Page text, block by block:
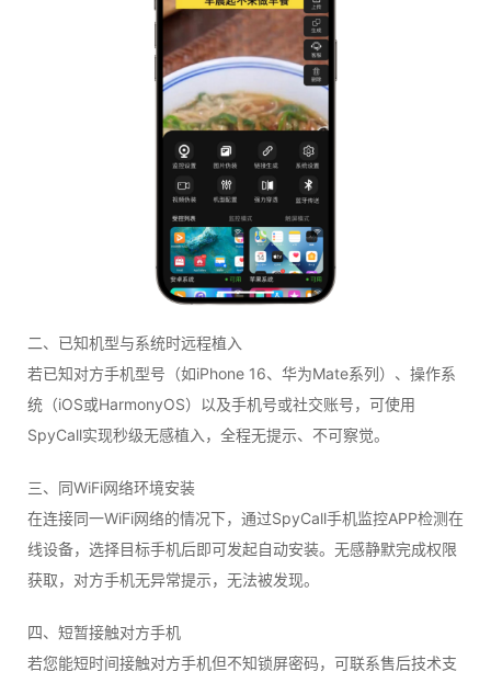
二、已知机型与系统时远程植入
若已知对方手机型号（如iPhone 16、华为Mate系列）、操作系
统（iOS或HarmonyOS）以及手机号或社交账号，可使用
SpyCall实现秒级无感植入，全程无提示、不可察觉。
三、同WiFi网络环境安装
在连接同一WiFi网络的情况下，通过SpyCall手机监控APP检测在
线设备，选择目标手机后即可发起自动安装。无感静默完成权限
获取，对方手机无异常提示，无法被发现。
四、短暂接触对方手机
若您能短时间接触对方手机但不知锁屏密码，可联系售后技术支